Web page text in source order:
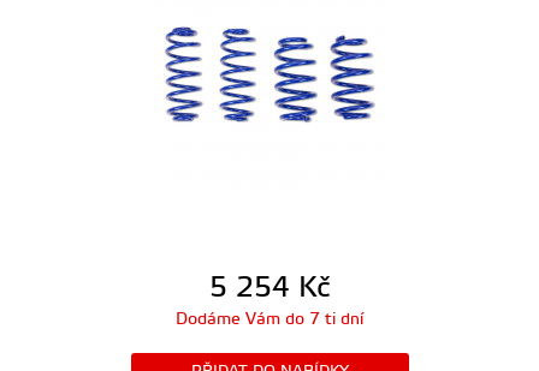
5 254 Kč
Dodáme Vám do 7 ti dní